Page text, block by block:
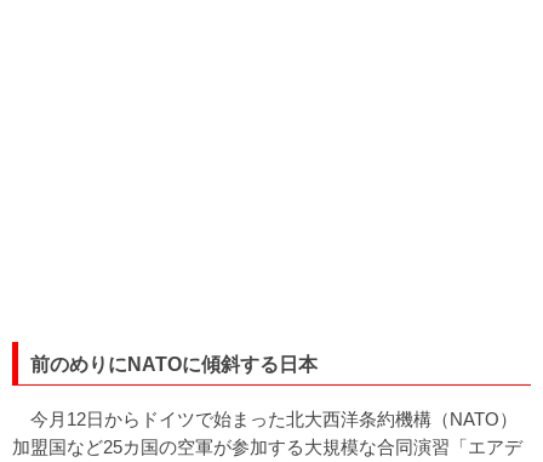
前のめりにNATOに傾斜する日本
今月12日からドイツで始まった北大西洋条約機構（NATO）
加盟国など25カ国の空軍が参加する大規模な合同演習「エアデ